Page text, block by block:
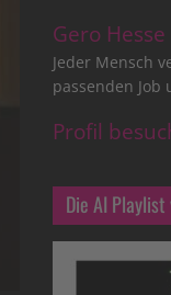
Gero Hesse
Jeder Mensch
passenden Job
Profil
Die AI Playlist